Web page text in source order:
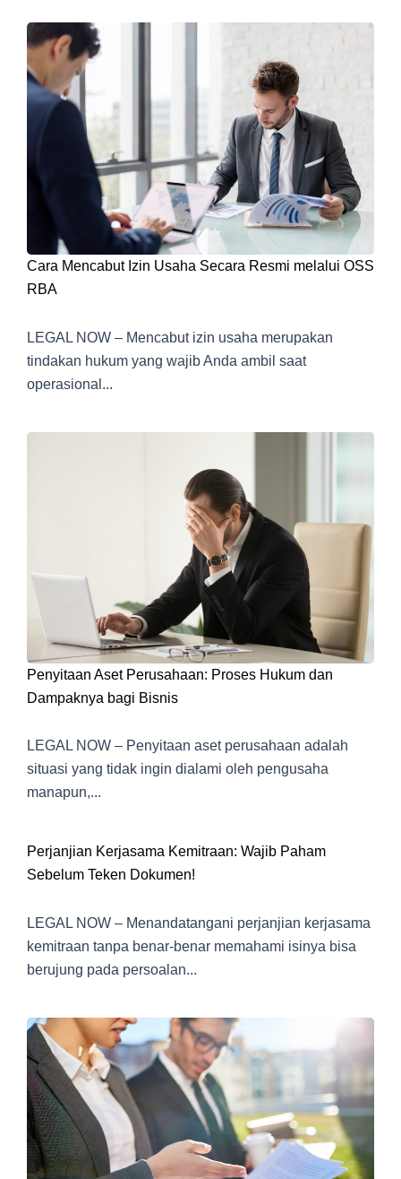
Cara Mencabut Izin Usaha Secara Resmi melalui OSS
RBA
LEGAL NOW – Mencabut izin usaha merupakan
tindakan hukum yang wajib Anda ambil saat
operasional...
Penyitaan Aset Perusahaan: Proses Hukum dan
Dampaknya bagi Bisnis
LEGAL NOW – Penyitaan aset perusahaan adalah
situasi yang tidak ingin dialami oleh pengusaha
manapun,...
Perjanjian Kerjasama Kemitraan: Wajib Paham
Sebelum Teken Dokumen!
LEGAL NOW – Menandatangani perjanjian kerjasama
kemitraan tanpa benar-benar memahami isinya bisa
berujung pada persoalan...